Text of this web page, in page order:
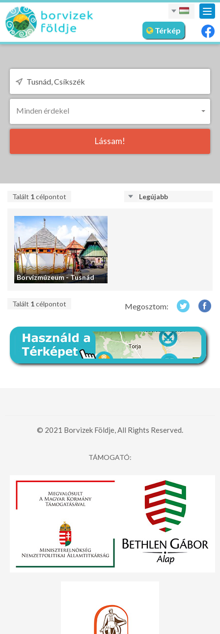
Térkép
Minden érdekel
Lássam!
Talált 1célpontot Legújabb
Borvízmúzeum - Tusnád
Talált 1célpontot Megosztom:
© 2021 Borvizek Földje, All Rights Reserved.
TÁMOGATÓ: